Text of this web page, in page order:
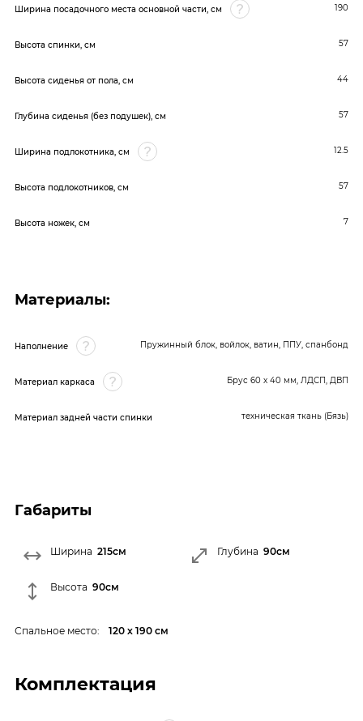
Ширина посадочного места основной части, см 190
Высота спинки, см 57
Высота сиденья от пола, см 44
Глубина сиденья (без подушек), см 57
Ширина подлокотника, см 12.5
Высота подлокотников, см 57
Высота ножек, см 7
Материалы:
Наполнение Пружинный блок, войлок, ватин, ППУ, спанбонд
Материал каркаса Брус 60 x 40 мм, ЛДСП, ДВП
Материал задней части спинки техническая ткань (Бязь)
Габариты
Ширина 215см Глубина 90см
Высота 90см
Спальное место: 120 х 190 см
Комплектация